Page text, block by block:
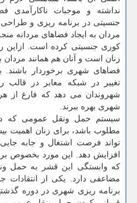
نداشته و موجبات ناكارآمدی
جنسیتی در برنامه ریزی و
مردان به ایجاد فضاهای مردانه
كوری جنسیتی كرده است.
زنان است و آنان هم همانند مردان
فضاهای شهری برخوردار باشند.
تغییر در شبكه معابر در قالب
شهروندان می دهد كه فارغ از
شهری بهره ببرند.
سیستم حمل ونقل عمومی كه
مطلوب باشد، برای زنان اهمیت
تواند فرصت اشتغال و جابه
افزایش دهد. این مورد بخصوص
كه وابستگی این قشر به حمل
مضاعفی دارد. یكی از انتقادات
برنامه ریزی شهری در دوره